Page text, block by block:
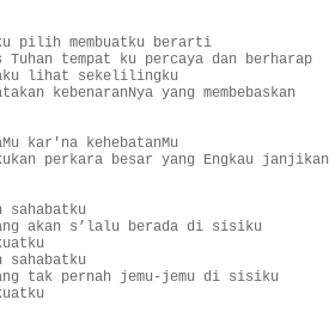
pilih membuatku berarti
Tuhan tempat ku percaya dan berharap
lihat sekelilingku
kebenaranNya yang membebaskan
kar'na kehebatanMu
perkara besar yang Engkau janjikan
sahabatku
akan s’lalu berada di sisiku
sahabatku
tak pernah jemu-jemu di sisiku